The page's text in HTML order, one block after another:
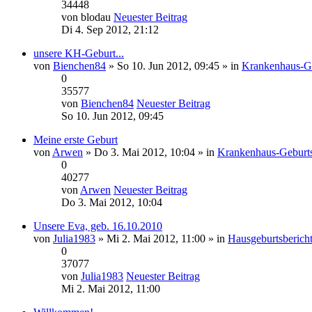
34448
von blodau Neuester Beitrag
Di 4. Sep 2012, 21:12
unsere KH-Geburt...
von Bienchen84 » So 10. Jun 2012, 09:45 » in Krankenhaus-
0
35577
von Bienchen84 Neuester Beitrag
So 10. Jun 2012, 09:45
Meine erste Geburt
von Arwen » Do 3. Mai 2012, 10:04 » in Krankenhaus-
0
40277
von Arwen Neuester Beitrag
Do 3. Mai 2012, 10:04
Unsere Eva, geb. 16.10.2010
von Julia1983 » Mi 2. Mai 2012, 11:00 » in
0
37077
von Julia1983 Neuester Beitrag
Mi 2. Mai 2012, 11:00